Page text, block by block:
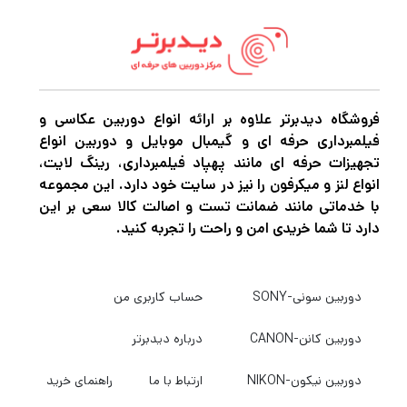
سخت، پوشش کامل و ضدنفوذی برای دوربین و
وسایل جانبی شما فراهم می‌کند.
طراحی ظاهری Lowepro Adventura TLZ 50 R
کاملاً مینیمال و حرفه‌ای است. ترکیب رنگ مشکی
مات با دوخت‌های دقیق و لوگوی برجسته
Lowepro، جلوه‌ای خاص و حرفه‌ای به این کیف
فضای داخلی و تقسیم‌بندی هوشمند
فضای داخلی کیف باپدهای نرم و ضخیم
محافظتیپوشیده شده تا از بدنه و لنز دوربین در
فروشگاه دیدبرتر علاوه بر ارائه انواع دوربین عکاسی و
فیلمبرداری حرفه ای و گیمبال موبایل و دوربین انواع
تجهیزات حرفه ای مانند پهپاد فیلمبرداری، رینگ لایت،
انواع لنز و میکرفون را نیز در سایت خود دارد. این مجموعه
با خدماتی مانند ضمانت تست و اصالت کالا سعی بر این
دارد تا شما خریدی امن و راحت را تجربه کنید.
دوربین سونی-SONY
دوربین کانن-CANON
دوربین نیکون-NIKON
حساب کاربری من
درباره دیدبرتر
ارتباط با ما راهنمای خرید